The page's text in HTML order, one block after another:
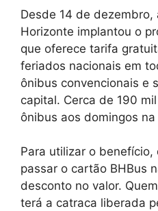
Desde 14 de
Horizonte implantou o
que oferece tarifa
feriados nacionais em
ônibus convencionais e
capital. Cerca de 190
ônibus aos domingos
Para utilizar o benefício,
passar o cartão BHBus
desconto no valor.
terá a catraca liberada